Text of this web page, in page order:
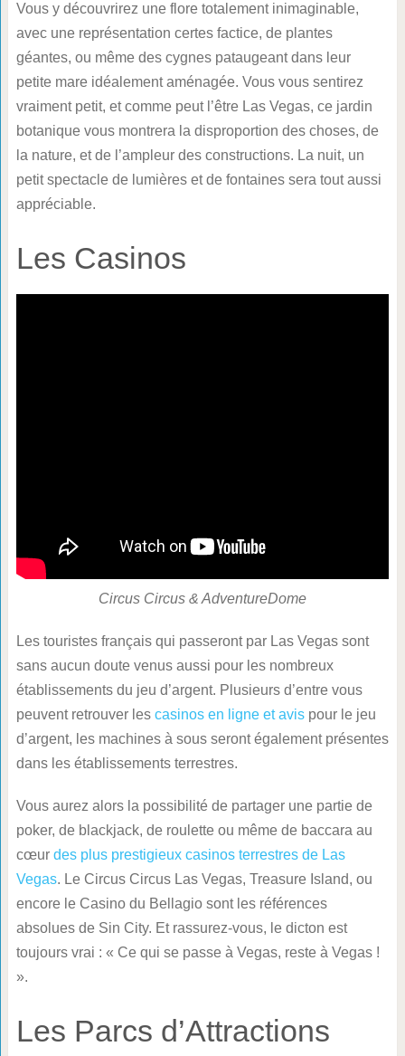
Vous y découvrirez une flore totalement inimaginable,
avec une représentation certes factice, de plantes
géantes, ou même des cygnes pataugeant dans leur
petite mare idéalement aménagée. Vous vous sentirez
vraiment petit, et comme peut l’être Las Vegas, ce jardin
botanique vous montrera la disproportion des choses, de
la nature, et de l’ampleur des constructions. La nuit, un
petit spectacle de lumières et de fontaines sera tout aussi
appréciable.
Les Casinos
Circus Circus & AdventureDome
Les touristes français qui passeront par Las Vegas sont
sans aucun doute venus aussi pour les nombreux
établissements du jeu d’argent. Plusieurs d’entre vous
peuvent retrouver les casinos en ligne et avispour le jeu
d’argent, les machines à sous seront également présentes
dans les établissements terrestres.
Vous aurez alors la possibilité de partager une partie de
poker, de blackjack, de roulette ou même de baccara au
cœur des plus prestigieux casinos terrestres de Las
Vegas. Le Circus Circus Las Vegas, Treasure Island, ou
encore le Casino du Bellagio sont les références
absolues de Sin City. Et rassurez-vous, le dicton est
toujours vrai : « Ce qui se passe à Vegas, reste à Vegas !
».
Les Parcs d’Attractions